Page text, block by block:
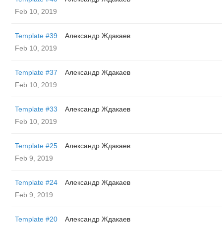
Feb 10, 2019
Template #39
Александр Ждакаев
Feb 10, 2019
Template #37
Александр Ждакаев
Feb 10, 2019
Template #33
Александр Ждакаев
Feb 10, 2019
Template #25
Александр Ждакаев
Feb 9, 2019
Template #24
Александр Ждакаев
Feb 9, 2019
Template #20
Александр Ждакаев